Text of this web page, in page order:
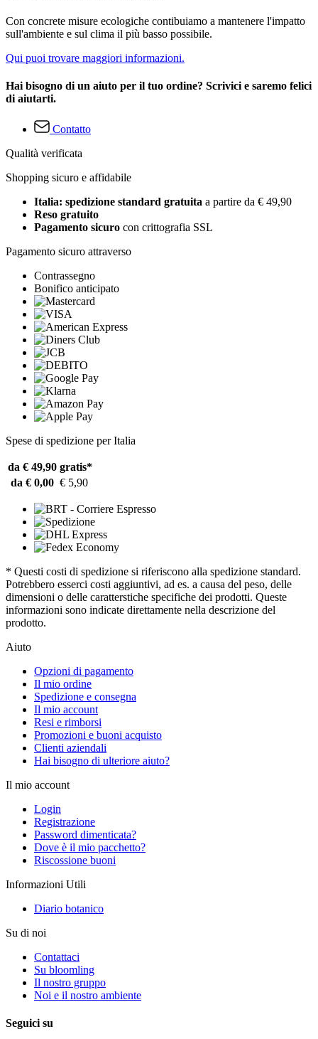
Con concrete misure ecologiche contibuiamo a mantenere l'impatto
sull'ambiente e sul clima il più basso possibile.
Qui puoi trovare maggiori informazioni.
Hai bisogno di un aiuto per il tuo ordine? Scrivici e saremo felici
di aiutarti.
Contatto
Qualità verificata
Shopping sicuro e affidabile
Italia: spedizione standard gratuita a partire da € 49,90
Reso gratuito
Pagamento sicuro con crittografia SSL
Pagamento sicuro attraverso
Contrassegno
Bonifico anticipato
Spese di spedizione per Italia
da € 49,90 gratis*
da € 0,00 € 5,90
* Questi costi di spedizione si riferiscono alla spedizione standard.
Potrebbero esserci costi aggiuntivi, ad es. a causa del peso, delle
dimensioni o delle caratterstiche specifiche dei prodotti. Queste
informazioni sono indicate direttamente nella descrizione del
prodotto.
Aiuto
Opzioni di pagamento
Il mio ordine
Spedizione e consegna
Il mio account
Resi e rimborsi
Promozioni e buoni acquisto
Clienti aziendali
Hai bisogno di ulteriore aiuto?
Il mio account
Login
Registrazione
Password dimenticata?
Dove è il mio pacchetto?
Riscossione buoni
Informazioni Utili
Diario botanico
Su di noi
Contattaci
Su bloomling
Il nostro gruppo
Noi e il nostro ambiente
Seguici su